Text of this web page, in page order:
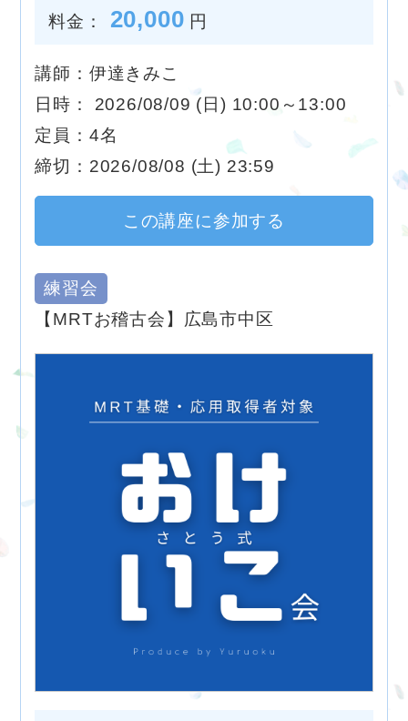
料金： 20,000 円
講師：伊達きみこ
日時： 2026/08/09 (日) 10:00～13:00
定員：4名
締切：2026/08/08 (土) 23:59
この講座に参加する
練習会
【MRTお稽古会】広島市中区